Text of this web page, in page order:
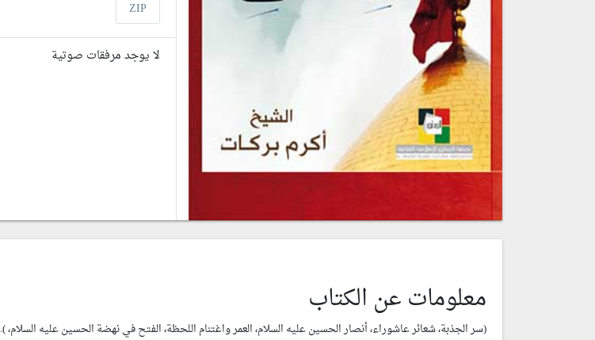
ZIP
لا يوجد مرفقات صوتية
معلومات عن الكتاب
(سر الجذبة، شعائر عاشوراء، أنصار الحسين عليه السلام، العمر واغتنام اللحظة، الفتح في نهضة الحسين عليه السلام، ).